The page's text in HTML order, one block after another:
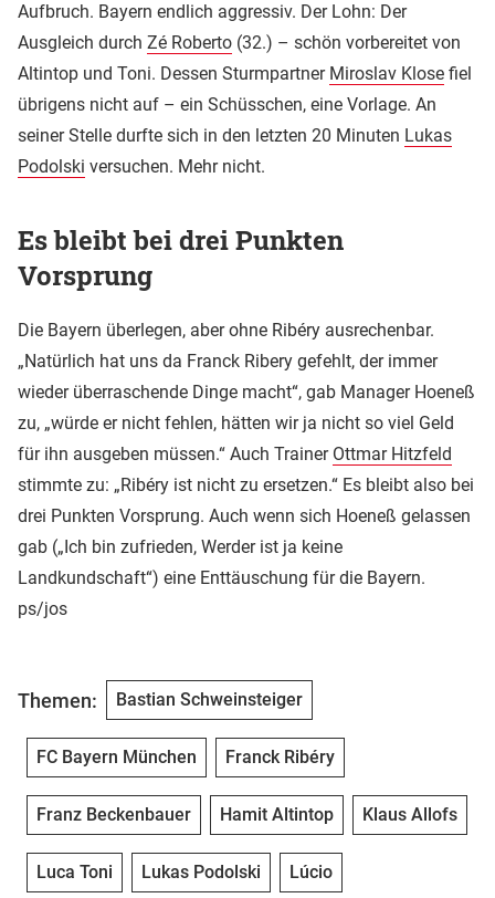
Aufbruch. Bayern endlich aggressiv. Der Lohn: Der
Ausgleich durch Zé Roberto (32.) – schön vorbereitet von
Altintop und Toni. Dessen Sturmpartner Miroslav Klose fiel
übrigens nicht auf – ein Schüsschen, eine Vorlage. An
seiner Stelle durfte sich in den letzten 20 Minuten Lukas
Podolski versuchen. Mehr nicht.
Es bleibt bei drei Punkten
Vorsprung
Die Bayern überlegen, aber ohne Ribéry ausrechenbar.
„Natürlich hat uns da Franck Ribery gefehlt, der immer
wieder überraschende Dinge macht“, gab Manager Hoeneß
zu, „würde er nicht fehlen, hätten wir ja nicht so viel Geld
für ihn ausgeben müssen.“ Auch Trainer Ottmar Hitzfeld
stimmte zu: „Ribéry ist nicht zu ersetzen.“ Es bleibt also bei
drei Punkten Vorsprung. Auch wenn sich Hoeneß gelassen
gab („Ich bin zufrieden, Werder ist ja keine
Landkundschaft“) eine Enttäuschung für die Bayern.
ps/jos
Themen: Bastian Schweinsteiger
FC Bayern München Franck Ribéry
Franz Beckenbauer Hamit Altintop Klaus Allofs
Luca Toni Lukas Podolski Lúcio